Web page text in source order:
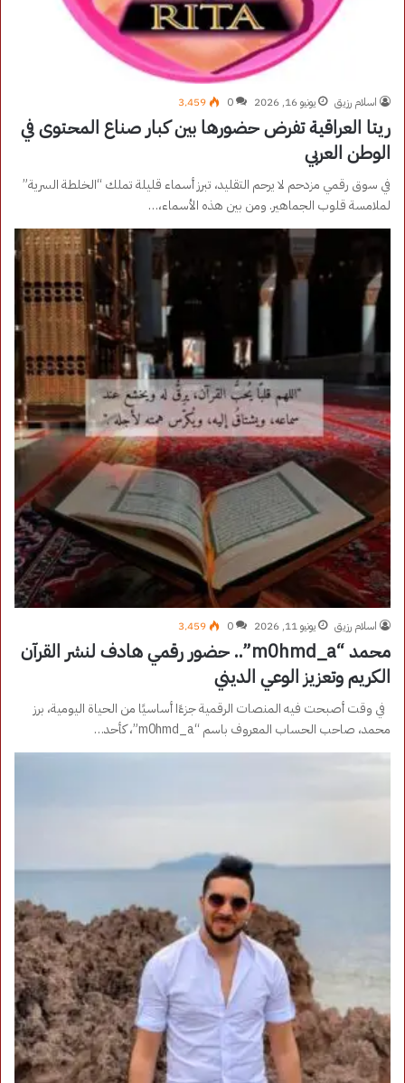
اسلام رزيق يونيو 16, 2026 0 3٬459
ريتا العراقية تفرض حضورها بين كبار صناع المحتوى في
الوطن العربي
في سوق رقمي مزدحم لا يرحم التقليد، تبرز أسماء قليلة تملك “الخلطة السرية”
لملامسة قلوب الجماهير. ومن بين هذه الأسماء،…
اسلام رزيق يونيو 11, 2026 0 3٬459
محمد “m0hmd_a”.. حضور رقمي هادف لنشر القرآن
الكريم وتعزيز الوعي الديني
في وقت أصبحت فيه المنصات الرقمية جزءًا أساسيًا من الحياة اليومية، برز
محمد، صاحب الحساب المعروف باسم “m0hmd_a”، كأحد…